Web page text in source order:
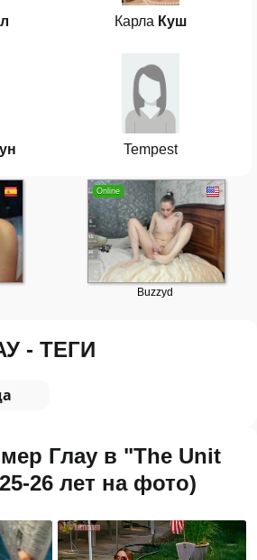
Карла Куш
Tempest
- ТЕГИ
Глау в "The Unit
26 лет на фото)